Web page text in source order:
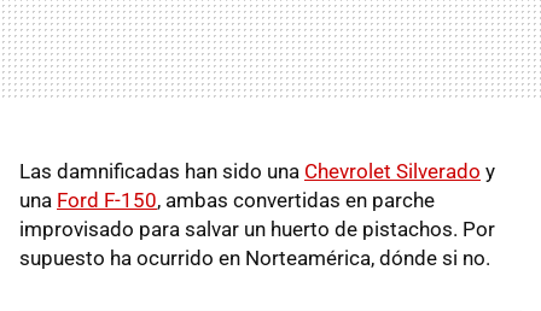
Las damnificadas han sido una Chevrolet Silverado y
una Ford F-150, ambas convertidas en parche
improvisado para salvar un huerto de pistachos. Por
supuesto ha ocurrido en Norteamérica, dónde si no.